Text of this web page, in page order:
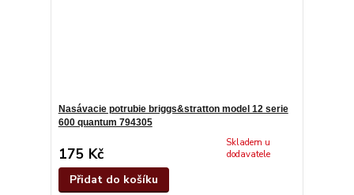
Nasávacie potrubie briggs&stratton model 12 serie
600 quantum 794305
175 Kč
Skladem u
dodavatele
Přidat do košíku